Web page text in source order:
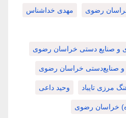
خراسان رضوی مهدی خداشناس
و صنایع دستی خراسان رضوی
صنایع‌دستی خراسان رضوی
مرزی تایباد وحید داعی
خراسان رضوی